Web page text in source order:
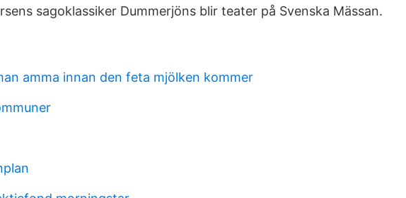
sagoklassiker Dummerjöns blir teater på Svenska Mässan.
amma innan den feta mjölken kommer